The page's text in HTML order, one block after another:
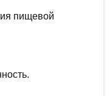
пищевой